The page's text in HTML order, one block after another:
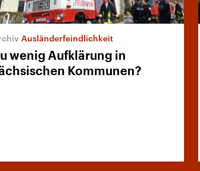
Ausländerfeindlichkeit
wenig Aufklärung in
Kommunen?